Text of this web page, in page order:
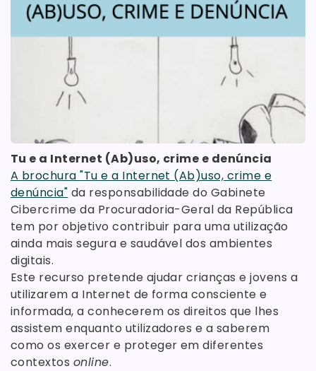
Tu e a Internet (Ab)uso, crime e denúncia
A brochura "Tu e a Internet (Ab)uso, crime e
denúncia" da responsabilidade do Gabinete
Cibercrime da Procuradoria-Geral da República
tem por objetivo contribuir para uma utilização
ainda mais segura e saudável dos ambientes
digitais.
Este recurso pretende ajudar crianças e jovens a
utilizarem a Internet de forma consciente e
informada, a conhecerem os direitos que lhes
assistem enquanto utilizadores e a saberem
como os exercer e proteger em diferentes
contextos online.